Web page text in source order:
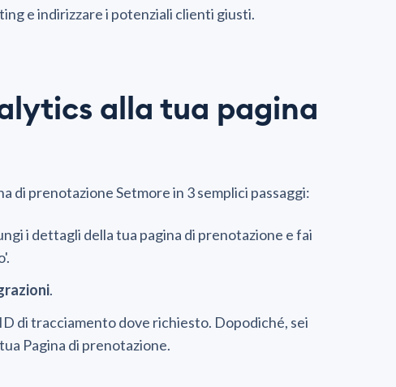
e indirizzare i potenziali clienti giusti.
alla tua pagina
di prenotazione Setmore in 3 semplici passaggi:
i dettagli della tua pagina di prenotazione e fai
.
di tracciamento dove richiesto. Dopodiché, sei
Pagina di prenotazione.